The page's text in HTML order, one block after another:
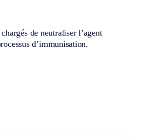
de neutraliser l’agent
d’immunisation.